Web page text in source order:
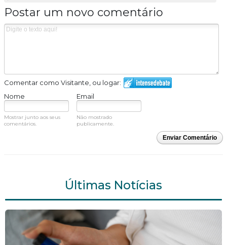
Postar um novo comentário
Comentar como Visitante, ou logar:
Nome
Email
Mostrar junto aos seus
comentários.
Não mostrado
publicamente.
Enviar Comentário
Últimas Notícias